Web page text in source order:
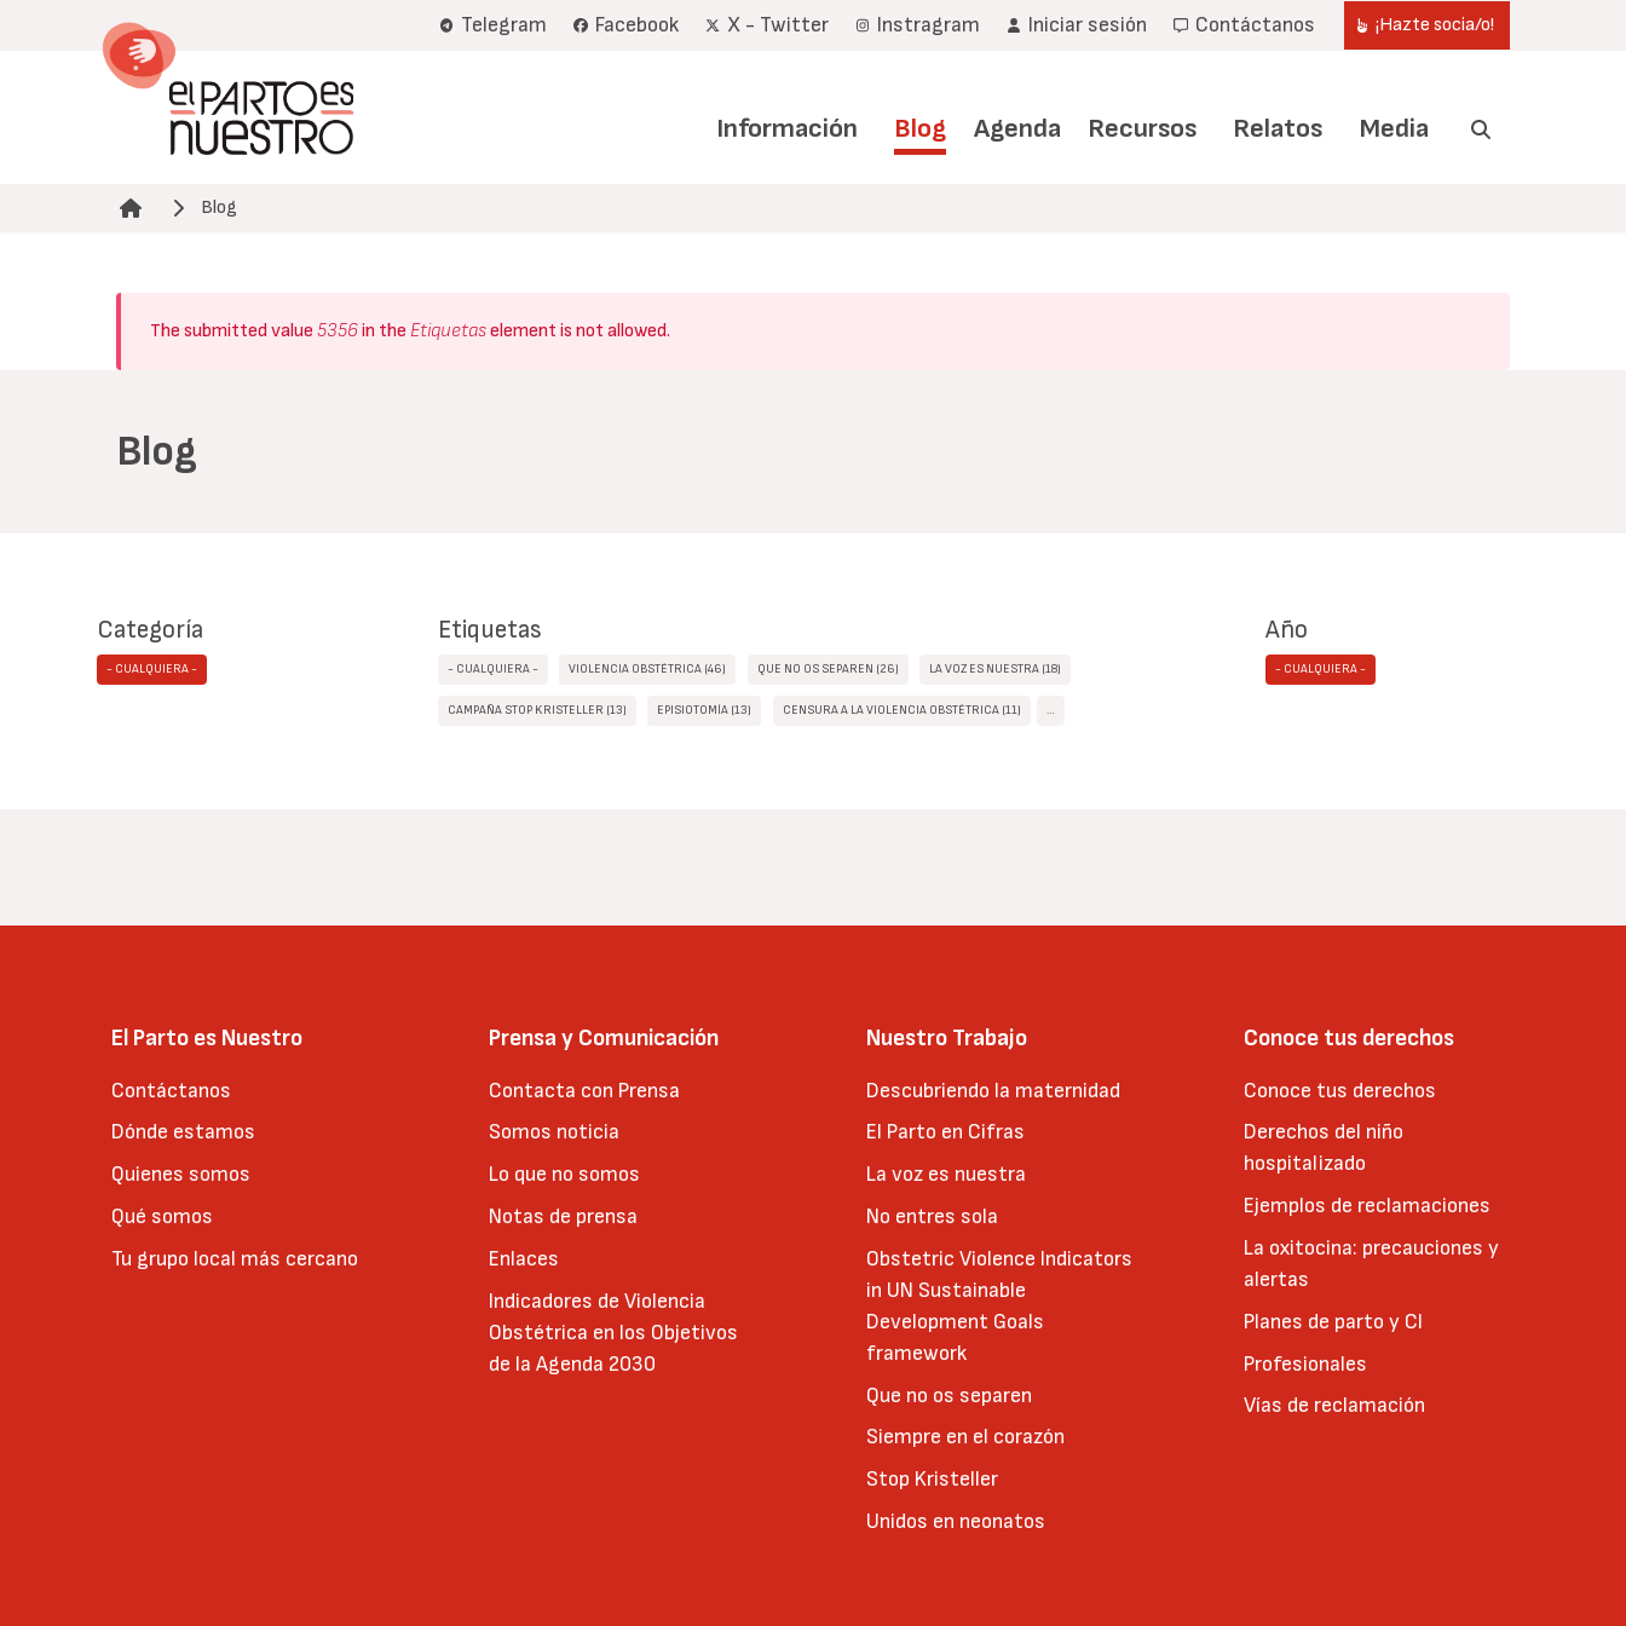
Telegram Facebook X - Twitter Instragram Iniciar sesión Contáctanos ¡Hazte socia/o!
Información Blog Agenda Recursos Relatos Media
Ruta de navegación
Blog
Mensaje
The submitted value 5356in the Etiquetaselement is not allowed.
Blog
Categoría
- CUALQUIERA -
Etiquetas
- CUALQUIERA - VIOLENCIA OBSTÉTRICA (46) QUE NO OS SEPAREN (26) LA VOZ ES NUESTRA (18)
CAMPAÑA STOP KRISTELLER (13) EPISIOTOMÍA (13) CENSURA A LA VIOLENCIA OBSTÉTRICA (11) …
Año
- CUALQUIERA -
El Parto es Nuestro
Contáctanos
Dónde estamos
Quienes somos
Qué somos
Tu grupo local más cercano
Prensa y Comunicación
Contacta con Prensa
Somos noticia
Lo que no somos
Notas de prensa
Enlaces
Indicadores de Violencia
Obstétrica en los Objetivos
de la Agenda 2030
Nuestro Trabajo
Descubriendo la maternidad
El Parto en Cifras
La voz es nuestra
No entres sola
Obstetric Violence Indicators
in UN Sustainable
Development Goals
framework
Que no os separen
Siempre en el corazón
Stop Kristeller
Unidos en neonatos
Conoce tus derechos
Conoce tus derechos
Derechos del niño
hospitalizado
Ejemplos de reclamaciones
La oxitocina: precauciones y
alertas
Planes de parto y CI
Profesionales
Vías de reclamación